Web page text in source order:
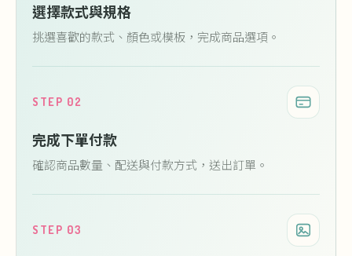
選擇款式與規格
挑選喜歡的款式、顏色或模板，完成商品選項。
STEP 02
完成下單付款
確認商品數量、配送與付款方式，送出訂單。
STEP 03